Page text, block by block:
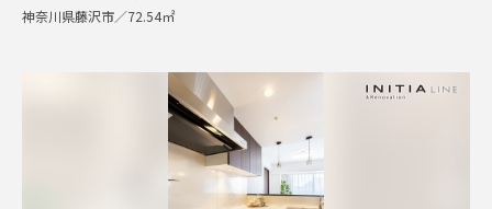
神奈川県藤沢市／72.54㎡